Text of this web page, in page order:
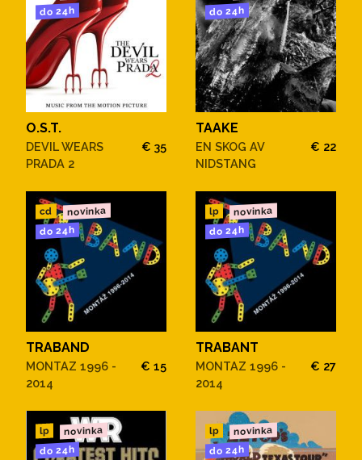
do 24h
O.S.T.
DEVIL WEARS
PRADA 2
€ 35
do 24h
TAAKE
EN SKOG AV
NIDSTANG
€ 22
cd novinka
do 24h
TRABAND
MONTAZ 1996 -
2014
€ 15
lp novinka
do 24h
TRABANT
MONTAZ 1996 -
2014
€ 27
lp novinka
do 24h
lp novinka
do 24h